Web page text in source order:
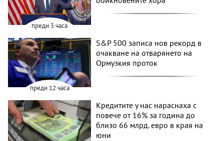
преди 3 часа
преди 12 часа
S&P 500 записа нов рекорд в
очакване на отварянето на
Ормузкия проток
Кредитите у нас нараснаха с
повече от 16% за година до
близо 66 млрд. евро в края на
юни